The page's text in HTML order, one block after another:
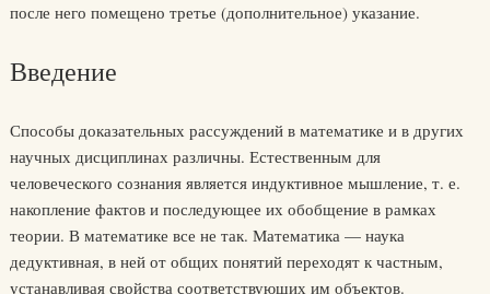
после него помещено третье (дополнительное) указание.
Введение
Способы доказательных рассуждений в математике и в других
научных дисциплинах различны. Естественным для
человеческого сознания является индуктивное мышление, т. е.
накопление фактов и последующее их обобщение в рамках
теории. В математике все не так. Математика — наука
дедуктивная, в ней от общих понятий переходят к частным,
устанавливая свойства соответствующих им объектов.